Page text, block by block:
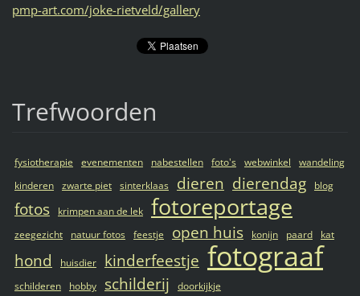
pmp-art.com/joke-rietveld/gallery
Trefwoorden
fysiotherapie evenementen nabestellen foto's webwinkel
wandeling
kinderen zwarte piet sinterklaas dieren dierendag blog
fotos krimpen aan de lek fotoreportage
zeegezicht natuur fotos feestje open huis konijn paard kat
hond huisdier kinderfeestje fotograaf
schilderen hobby schilderij doorkijkje